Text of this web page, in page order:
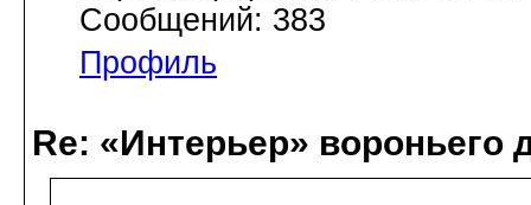
Сообщений: 383
Профиль
Re: «Интерьер» вороньего